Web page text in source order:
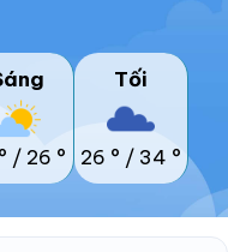
/ 26 °
Tối
26 ° / 34 °